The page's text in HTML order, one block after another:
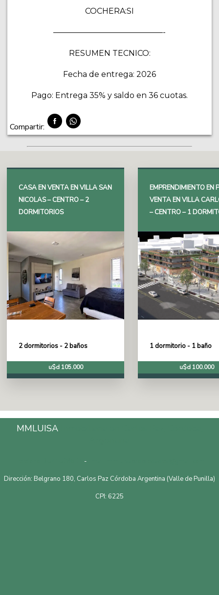
COCHERA:SI
——————————————-
RESUMEN TECNICO:
Fecha de entrega: 2026
Pago: Entrega 35% y saldo en 36 cuotas.
Compartir:
CASA EN VENTA EN VILLA SAN
NICOLAS – CENTRO – 2
DORMITORIOS
2 dormitorios - 2 baños
u$d 105.000
EMPRENDIMIENTO EN
VENTA EN VILLA
– CENTRO – 1
1 dormitorio - 1 baño
u$d 100.000
MMLUISA
-
Dirección: Belgrano 180, Carlos Paz Córdoba Argentina (Valle de Punilla)
CPI: 6225